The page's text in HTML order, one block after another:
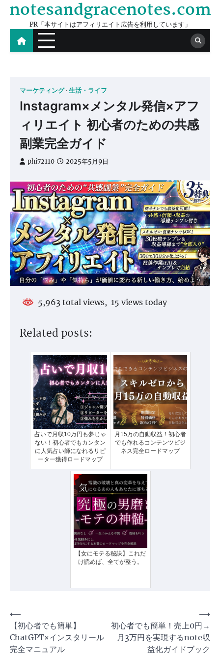
Skip
content
notesandgracenotes.com
PR「本サイトはアフィリエイト広告を利用しています」
マーケティング 生活・ライフ
Instagram×メンタル発信×アフ
ィリエイト 初心者のための共感
副業完全ガイド
phi72110 2025年5月9日
5,963 total views, 15 views today
Related posts:
占いで月収10万円も夢じゃ
ない！初心者でもカンタン
に人気占い師になれるリピ
ーター獲得ロードマップ
月15万の自動収益！初心者
でも作れるコンテンツビジ
ネス完全ロードマップ
【女にモテる秘訣】これだ
け読めば、全てが整う。
投
稿
ナ
⟵
【初心者でも簡単】
ChatGPT×インスタリール
完全マニュアル
初心者でも簡単！売上0円→
月3万円を実現するnote収
益化ガイドブック
⟶